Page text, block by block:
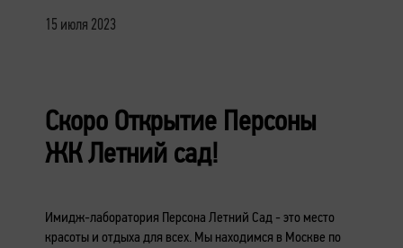
15 июля 2023
Скоро Открытие Персоны
ЖК Летний сад!
Имидж-лаборатория Персона Летний Сад - это место
красоты и отдыха для всех. Мы находимся в Москве по